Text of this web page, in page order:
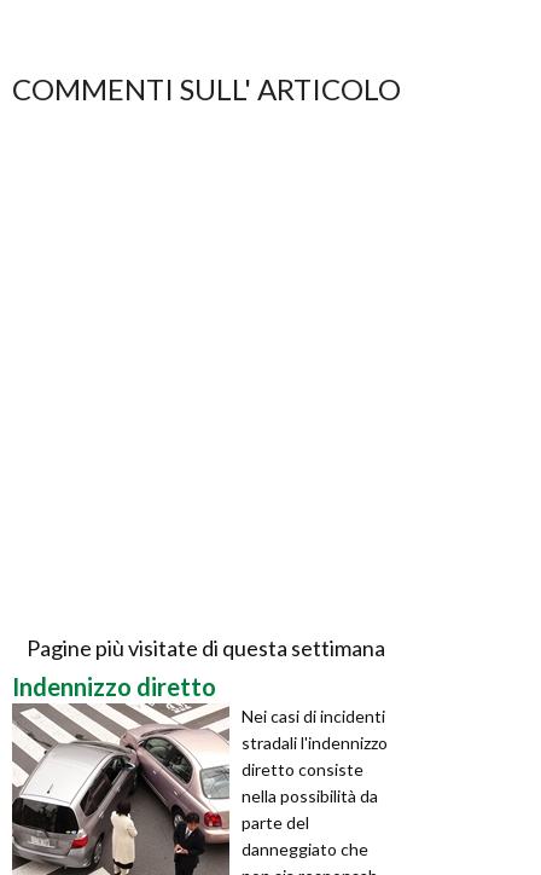
COMMENTI SULL' ARTICOLO
Pagine più visitate di questa settimana
Indennizzo diretto
Nei casi di incidenti
stradali l'indennizzo
diretto consiste
nella possibilità da
parte del
danneggiato che